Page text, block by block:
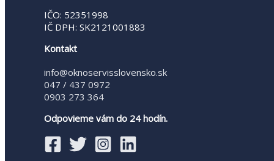
IČO: 52351998
IČ DPH: SK2121001883
Kontakt
info@oknoservisslovensko.sk
047 / 437 0972
0903 273 364
Odpovieme vám do 24 hodín.